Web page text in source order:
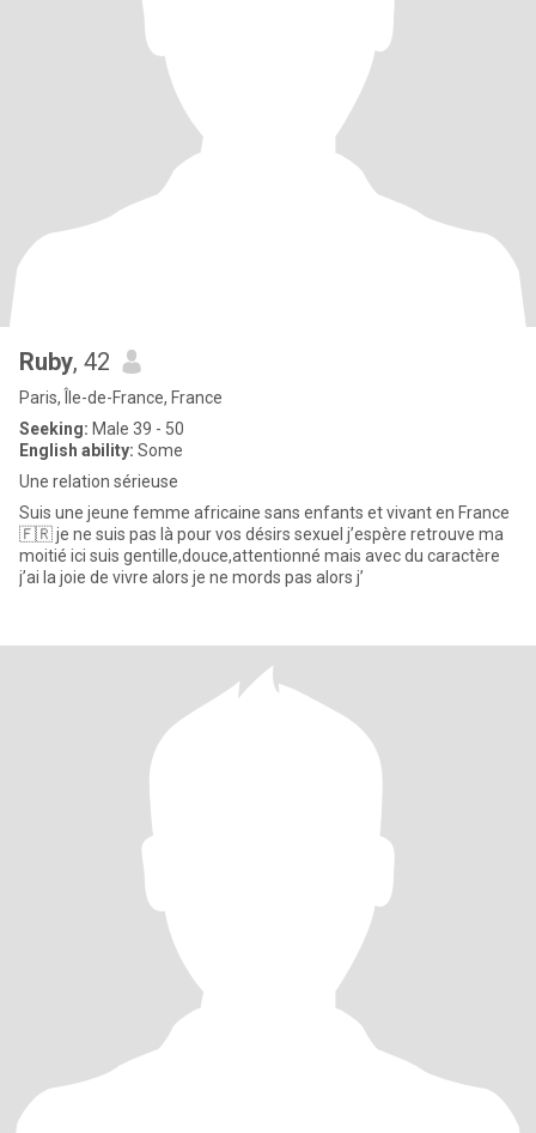
Ruby, 42
Paris, Île-de-France, France
Seeking: Male 39 - 50
English ability: Some
Une relation sérieuse
Suis une jeune femme africaine sans enfants et vivant en France
🇫🇷 je ne suis pas là pour vos désirs sexuel j’espère retrouve ma
moitié ici suis gentille,douce,attentionné mais avec du caractère
j’ai la joie de vivre alors je ne mords pas alors j’